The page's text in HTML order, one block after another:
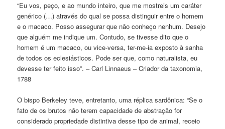
“Eu vos, peço, e ao mundo inteiro, que me mostreis um caráter
genérico (…) através do qual se possa distinguir entre o homem
e o macaco. Posso assegurar que não conheço nenhum. Desejo
que alguém me indique um. Contudo, se tivesse dito que o
homem é um macaco, ou vice-versa, ter-me-ia exposto à sanha
de todos os eclesiásticos. Pode ser que, como naturalista, eu
devesse ter feito isso”. – Carl Linnaeus – Criador da taxonomia,
1788
O bispo Berkeley teve, entretanto, uma réplica sardônica: “Se o
fato de os brutos não terem capacidade de abstração for
considerado propriedade distintiva desse tipo de animal, receio